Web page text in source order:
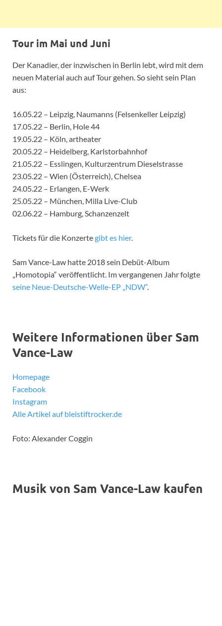
Tour im Mai und Juni
Der Kanadier, der inzwischen in Berlin lebt, wird mit dem
neuen Material auch auf Tour gehen. So sieht sein Plan
aus:
16.05.22 – Leipzig, Naumanns (Felsenkeller Leipzig)
17.05.22 – Berlin, Hole 44
19.05.22 – Köln, artheater
20.05.22 – Heidelberg, Karlstorbahnhof
21.05.22 – Esslingen, Kulturzentrum Dieselstrasse
23.05.22 – Wien (Österreich), Chelsea
24.05.22 – Erlangen, E-Werk
25.05.22 – München, Milla Live-Club
02.06.22 – Hamburg, Schanzenzelt
Tickets für die Konzertegibt es hier.
Sam Vance-Law hatte 2018 sein Debüt-Album
„Homotopia“ veröffentlicht. Im vergangenen Jahr folgte
seine Neue-Deutsche-Welle-EP „NDW“.
Weitere Informationen über Sam
Vance-Law
Homepage
Facebook
Instagram
Alle Artikel auf bleistiftrocker.de
Foto: Alexander Coggin
Musik von Sam Vance-Law kaufen